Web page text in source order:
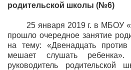
родительской школы (№6)
25 января 2019 г. в МБОУ
прошло очередное занятие
на тему: «Двенадцать
мешает слушать
руководитель